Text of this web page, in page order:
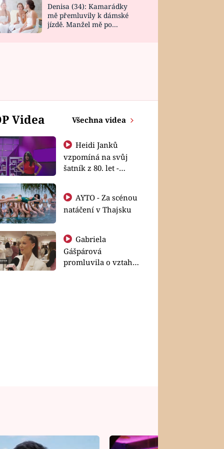
Denisa (34): Kamarádky
mě přemluvily k dámské
jízdě. Manžel mě po
Videa Všechna videa
Heidi Janků
vzpomíná na svůj
šatník z 80. let -
natáčení v Thajsku
Gabriela
Gášpárová
promluvila o vztahu